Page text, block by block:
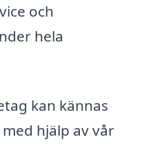
och
hela
kan kännas
hjälp av vår